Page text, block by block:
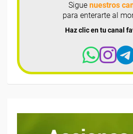
Sigue nuestros
para enterarte al
Haz clic en tu canal